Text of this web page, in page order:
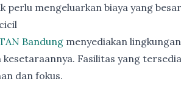
perlu mengeluarkan biaya yang
Bandung menyediakan
Fasilitas yang
dan fokus.